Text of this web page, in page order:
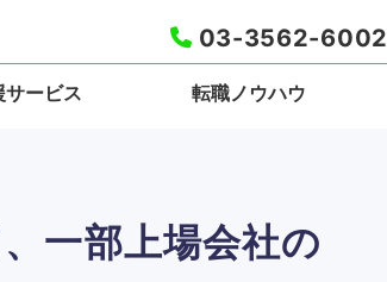
03-3562-6002
サービス 転職ノウハウ
一部上場会社の